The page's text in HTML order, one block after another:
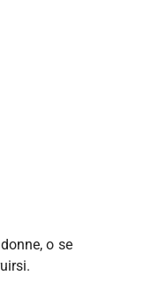
o se